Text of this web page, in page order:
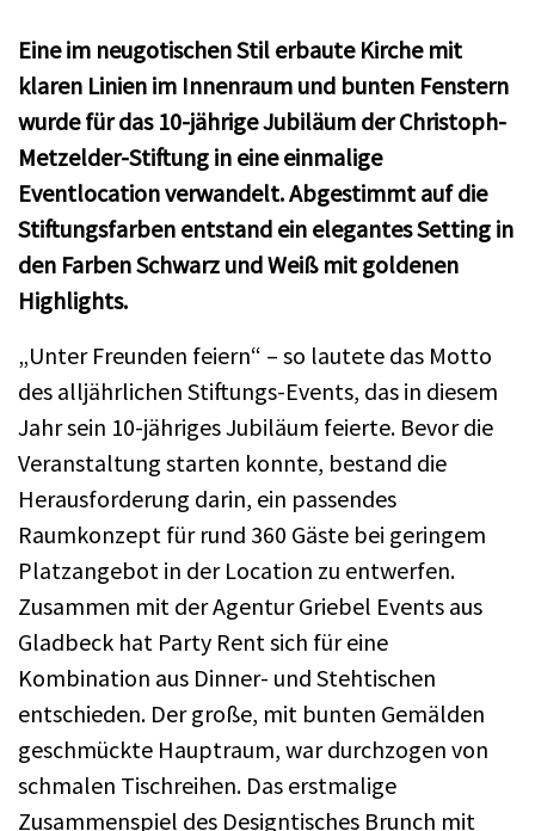
Eine im neugotischen Stil erbaute Kirche mit
klaren Linien im Innenraum und bunten Fenstern
wurde für das 10-jährige Jubiläum der Christoph-
Metzelder-Stiftung in eine einmalige
Eventlocation verwandelt. Abgestimmt auf die
Stiftungsfarben entstand ein elegantes Setting in
den Farben Schwarz und Weiß mit goldenen
Highlights.
„Unter Freunden feiern“ – so lautete das Motto
des alljährlichen Stiftungs-Events, das in diesem
Jahr sein 10-jähriges Jubiläum feierte. Bevor die
Veranstaltung starten konnte, bestand die
Herausforderung darin, ein passendes
Raumkonzept für rund 360 Gäste bei geringem
Platzangebot in der Location zu entwerfen.
Zusammen mit der Agentur Griebel Events aus
Gladbeck hat Party Rent sich für eine
Kombination aus Dinner- und Stehtischen
entschieden. Der große, mit bunten Gemälden
geschmückte Hauptraum, war durchzogen von
schmalen Tischreihen. Das erstmalige
Zusammenspiel des Designtisches Brunch mit